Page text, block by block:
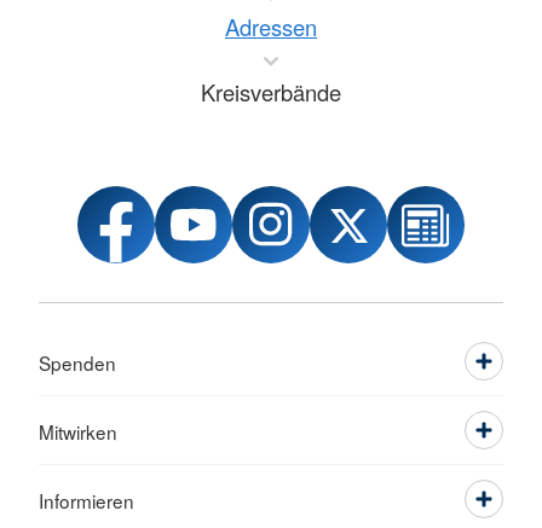
Adressen
Kreisverbände
Spenden
Mitwirken
Informieren